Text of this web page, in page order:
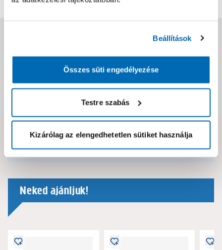
Beállítások
Összes süti engedélyezése
Testre szabás
Kizárólag az elengedhetetlen sütiket használja
Csomagolási és súly információk
Dokumentumok, felelős személy
Hibát találtál az oldalon vagy a termék leírásában?
Kérjük jelezd nekünk!
Neked ajánljuk!